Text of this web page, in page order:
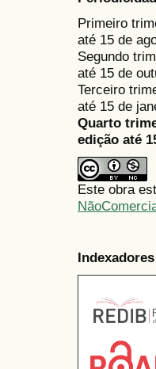
Primeiro
até 15 de
Segundo
até 15 de
Terceiro
até 15 de
Quarto
edição até
Este obra
Indexadores